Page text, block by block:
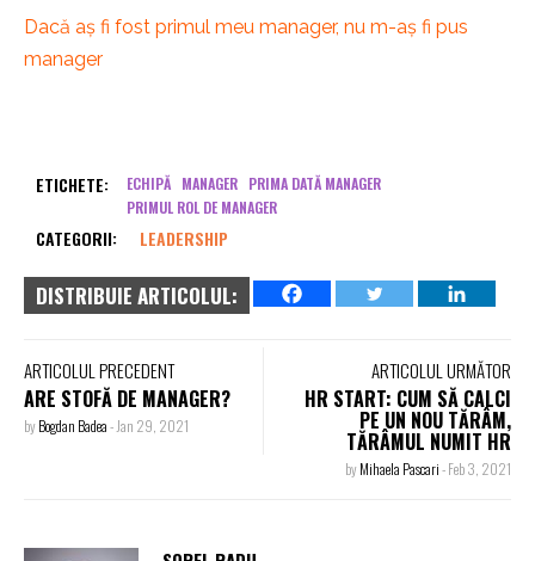
Dacă aș fi fost primul meu manager, nu m-aș fi pus
manager
ETICHETE: ECHIPĂ MANAGER PRIMA DATĂ MANAGER
PRIMUL ROL DE MANAGER
CATEGORII: LEADERSHIP
DISTRIBUIE ARTICOLUL:
ARTICOLUL PRECEDENT
ARE STOFĂ DE MANAGER?
byBogdan Badea-Jan 29, 2021
ARTICOLUL URMĂTOR
HR START: CUM SĂ CALCI
PE UN NOU TĂRÂM,
TĂRÂMUL NUMIT HR
byMihaela Pascari-Feb 3, 2021